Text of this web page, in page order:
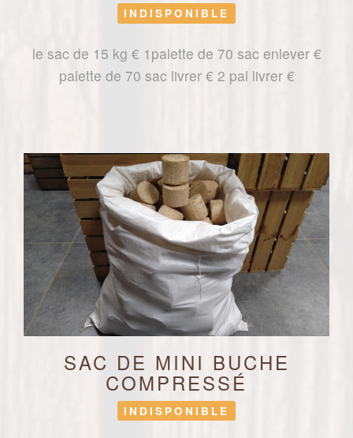
INDISPONIBLE
le sac de 15 kg € 1palette de 70 sac enlever €
palette de 70 sac livrer € 2 pal livrer €
SAC DE MINI BUCHE
COMPRESSÉ
INDISPONIBLE